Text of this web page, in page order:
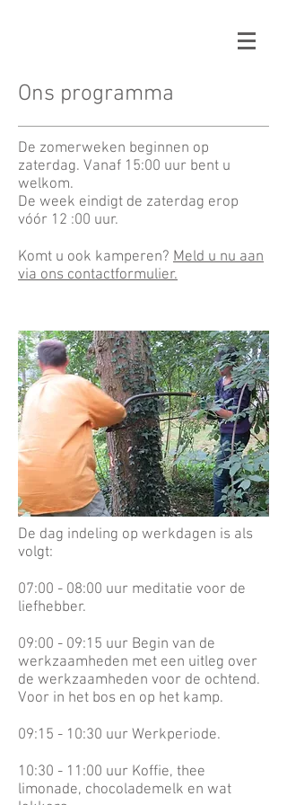
Ons programma
De zomerweken beginnen op
zaterdag. Vanaf 15:00 uur bent u
welkom.
De week eindigt de zaterdag erop
vóór 12 :00 uur.
Komt u ook kamperen? Meld u nu aan
via ons contactformulier.
De dag indeling op werkdagen is als
volgt:
07:00 - 08:00 uur meditatie voor de
liefhebber.
09:00 - 09:15 uur Begin van de
werkzaamheden met een uitleg over
de werkzaamheden voor de ochtend.
Voor in het bos en op het kamp.
09:15 - 10:30 uur Werkperiode.
10:30 - 11:00 uur Koffie, thee
limonade, chocolademelk en wat